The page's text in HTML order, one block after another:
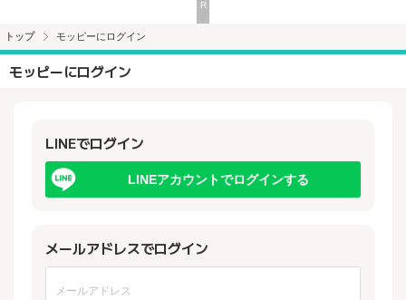
トップ モッピーにログイン
モッピーにログイン
LINEでログイン
LINEアカウントでログインする
メールアドレスでログイン